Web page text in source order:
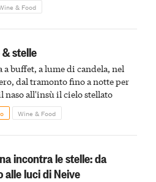
& Food
stelle
a buffet, a lume di candela, nel
dal tramonto fino a notte per
naso all'insù il cielo stellato
Wine & Food
incontra le stelle: da
alle luci di Neive